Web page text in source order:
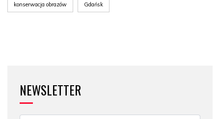
konserwacja obrazów Gdańsk
NEWSLETTER